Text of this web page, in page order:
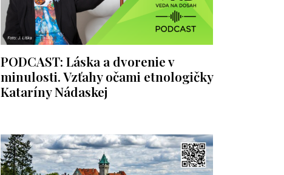
PODCAST: Láska a dvorenie v
minulosti. Vzťahy očami etnologičky
Kataríny Nádaskej